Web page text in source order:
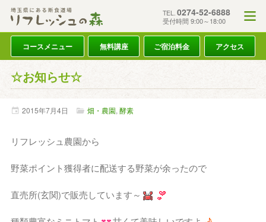
TEL. 0274-52-6888
受付時間 9:00～18:00
コースメニュー 無料講座 ご宿泊料金 アクセス
☆お知らせ☆
2015年7月4日 畑・農園, 酵素
リフレッシュ農園から
野菜ポイント獲得者に配送する野菜が余ったので
直売所(玄関)で販売しています～